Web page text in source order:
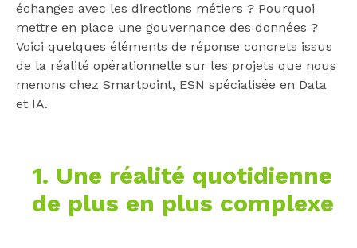
échanges avec les directions métiers ? Pourquoi
mettre en place une gouvernance des données ?
Voici quelques éléments de réponse concrets issus
de la réalité opérationnelle sur les projets que nous
menons chez Smartpoint, ESN spécialisée en Data
et IA.
1. Une réalité quotidienne
de plus en plus complexe